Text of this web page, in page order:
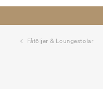
Fåtöljer & Loungestolar